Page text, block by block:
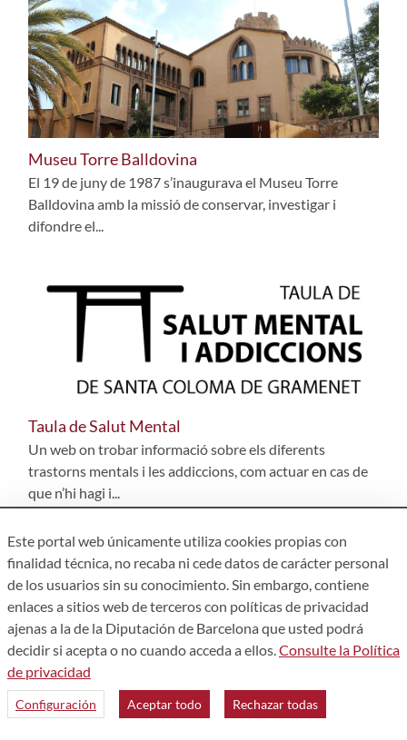
Museu Torre Balldovina
El 19 de juny de 1987 s’inaugurava el Museu Torre
Balldovina amb la missió de conservar, investigar i
difondre el...
Taula de Salut Mental
Un web on trobar informació sobre els diferents
trastorns mentals i les addiccions, com actuar en cas de
que n’hi hagi i...
CETT
El CETT és un centre internacional de formació i
Este portal web únicamente utiliza cookies propias con
finalidad técnica, no recaba ni cede datos de carácter personal
de los usuarios sin su conocimiento. Sin embargo, contiene
enlaces a sitios web de terceros con políticas de privacidad
ajenas a la de la Diputación de Barcelona que usted podrá
decidir si acepta o no cuando acceda a ellos.Consulte la Política
de privacidad
Configuración Aceptar todo Rechazar todas